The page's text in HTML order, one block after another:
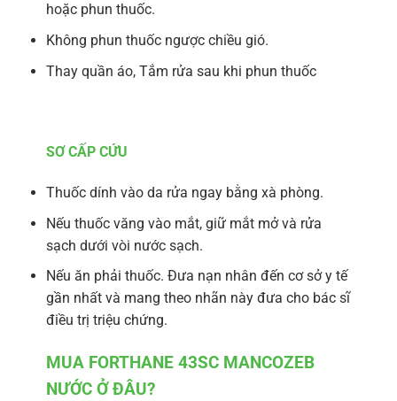
hoặc phun thuốc.
Không phun thuốc ngược chiều gió.
Thay quần áo, Tắm rửa sau khi phun thuốc
SƠ CẤP CỨU
Thuốc dính vào da rửa ngay bằng xà phòng.
Nếu thuốc văng vào mắt, giữ mắt mở và rửa
sạch dưới vòi nước sạch.
Nếu ăn phải thuốc. Đưa nạn nhân đến cơ sở y tế
gần nhất và mang theo nhãn này đưa cho bác sĩ
điều trị triệu chứng.
MUA FORTHANE 43SC MANCOZEB
NƯỚC Ở ĐÂU?